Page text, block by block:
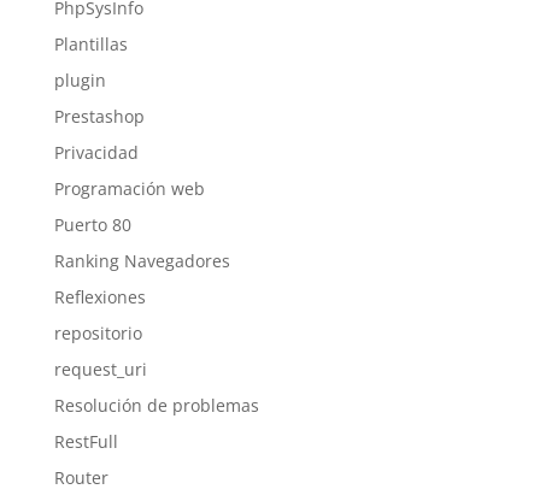
PhpSysInfo
Plantillas
plugin
Prestashop
Privacidad
Programación web
Puerto 80
Ranking Navegadores
Reflexiones
repositorio
request_uri
Resolución de problemas
RestFull
Router